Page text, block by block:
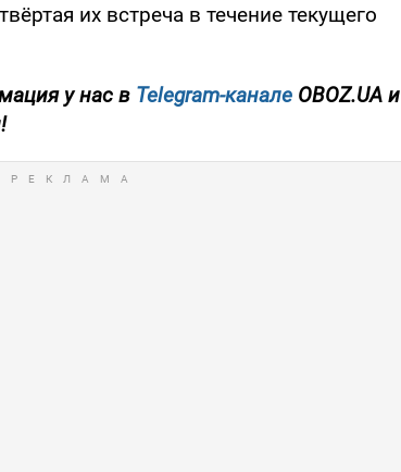
их встреча в течение текущего
у нас в Telegram-канале OBOZ.UA и